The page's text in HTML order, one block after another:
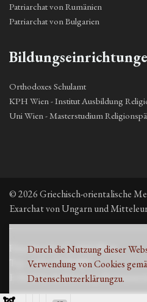
Durch die Nutzung dieser
Verwendung von Cookies
Datenschutzerklärungzu.
Patriarchat von Rumänien
Patriarchat von Bulgarien
Orthodoxes Schulamt
KPH Wien - Institut Ausbildung
Uni Wien - Masterstudium
© 2026 Griechisch-orientalische
Exarchat von Ungarn und
Fleischmarkt 13, 1010 Wien
Τηλ. +43 1 53 33 889
E-Mail: